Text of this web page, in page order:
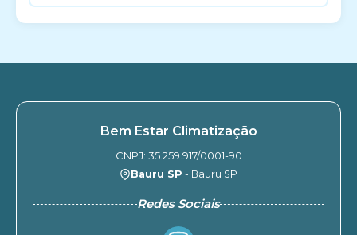
Bem Estar Climatização
CNPJ: 35.259.917/0001-90
Bauru SP - Bauru SP
Redes Sociais